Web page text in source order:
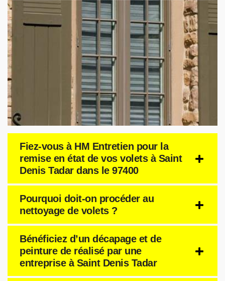
Fiez-vous à HM Entretien pour la
remise en état de vos volets à Saint
Denis Tadar dans le 97400
Pourquoi doit-on procéder au
nettoyage de volets ?
Bénéficiez d’un décapage et de
peinture de réalisé par une
entreprise à Saint Denis Tadar